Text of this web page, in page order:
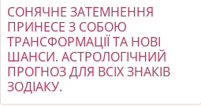
СОНЯЧНЕ ЗАТЕМНЕННЯ
ПРИНЕСЕ З СОБОЮ
ТРАНСФОРМАЦІЇ ТА НОВІ
ШАНСИ. АСТРОЛОГІЧНИЙ
ПРОГНОЗ ДЛЯ ВСІХ ЗНАКІВ
ЗОДІАКУ.